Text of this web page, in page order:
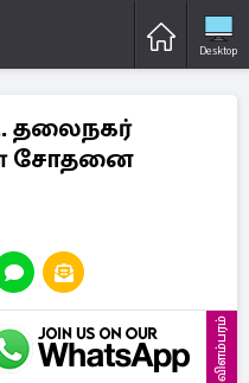
Desktop
தலைநகர்
சோதனை
விளம்பரம்